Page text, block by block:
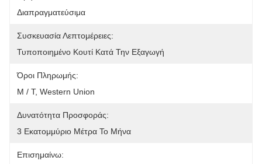
Διαπραγματεύσιμα
Συσκευασία Λεπτομέρειες:
Τυποποιημένο Κουτί Κατά Την Εξαγωγή
Όροι Πληρωμής:
Μ / Τ, Western Union
Δυνατότητα Προσφοράς:
3 Εκατομμύριο Μέτρα Το Μήνα
Επισημαίνω: